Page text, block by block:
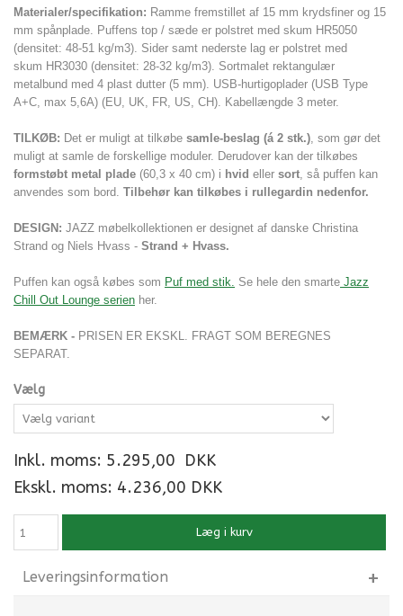
Materialer/specifikation: Ramme fremstillet af 15 mm krydsfiner og 15
mm spånplade. Puffens top / sæde er polstret med skum HR5050
(densitet: 48-51 kg/m3). Sider samt nederste lag er polstret med
skum HR3030 (densitet: 28-32 kg/m3). Sortmalet rektangulær
metalbund med 4 plast dutter (5 mm). USB-hurtigoplader (USB Type
A+C, max 5,6A) (EU, UK, FR, US, CH). Kabellængde 3 meter.
TILKØB: Det er muligt at tilkøbe samle-beslag (á 2 stk.), som gør det
muligt at samle de forskellige moduler. Derudover kan der tilkøbes
formstøbt metal plade (60,3 x 40 cm) i hvid eller sort, så puffen kan
anvendes som bord. Tilbehør kan tilkøbes i rullegardin nedenfor.
DESIGN: JAZZ møbelkollektionen er designet af danske Christina
Strand og Niels Hvass - Strand + Hvass.
Puffen kan også købes som Puf med stik. Se hele den smarte Jazz
Chill Out Lounge serien her.
BEMÆRK - PRISEN ER EKSKL. FRAGT SOM BEREGNES
SEPARAT.
Vælg
Inkl. moms: 5.295,00 DKK
Ekskl. moms: 4.236,00 DKK
Læg i kurv
Leveringsinformation